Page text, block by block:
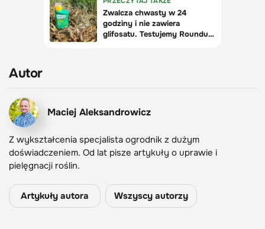
Autor
Maciej Aleksandrowicz
Z wykształcenia specjalista ogrodnik z dużym
doświadczeniem. Od lat pisze artykuły o uprawie i
pielęgnacji roślin.
Artykuły autora Wszyscy autorzy